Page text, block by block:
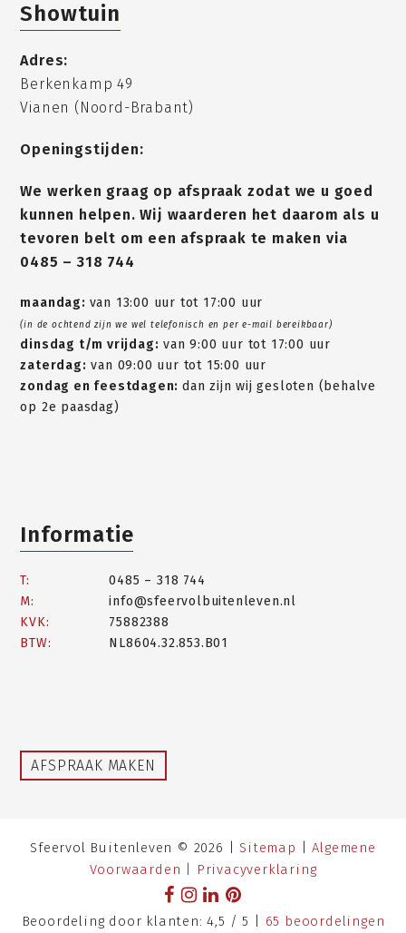
Showtuin
Adres:
Berkenkamp 49
Vianen (Noord-Brabant)
Openingstijden:
We werken graag op afspraak zodat we u goed
kunnen helpen. Wij waarderen het daarom als u
tevoren belt om een afspraak te maken via
0485 – 318 744
maandag: van 13:00 uur tot 17:00 uur
(in de ochtend zijn we wel telefonisch en per e-mail bereikbaar)
dinsdag t/m vrijdag: van 9:00 uur tot 17:00 uur
zaterdag: van 09:00 uur tot 15:00 uur
zondag en feestdagen:dan zijn wij gesloten (behalve
op 2e paasdag)
Informatie
T:
0485 – 318 744
M:
info@sfeervolbuitenleven.nl
KVK:
75882388
BTW:
NL8604.32.853.B01
AFSPRAAK MAKEN
Sfeervol Buitenleven © 2026 |Sitemap |Algemene
Voorwaarden |
Privacyverklaring
Beoordeling door klanten:4,5 /5 65 beoordelingen